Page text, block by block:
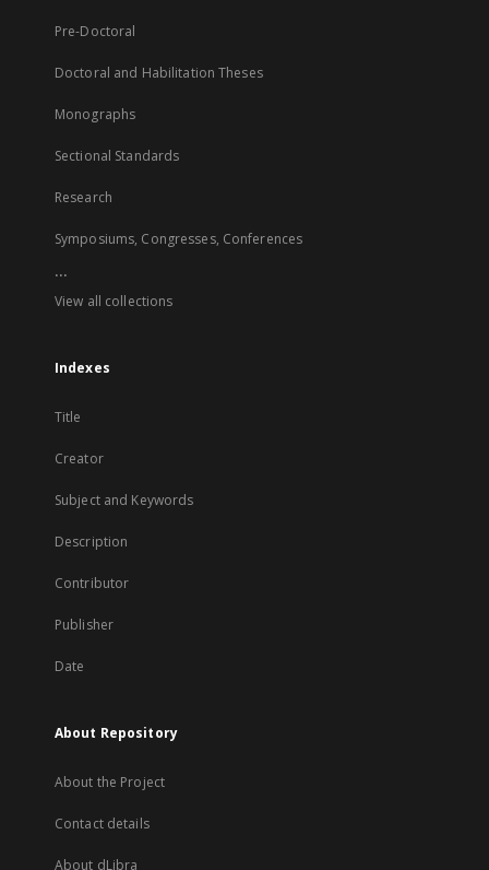
Pre-Doctoral
Doctoral and Habilitation Theses
Monographs
Sectional Standards
Research
Symposiums, Congresses, Conferences
...
View all collections
Indexes
Title
Creator
Subject and Keywords
Description
Contributor
Publisher
Date
About Repository
About the Project
Contact details
About dLibra